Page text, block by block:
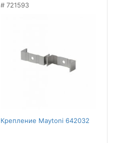
721593
Крепление Maytoni 642032